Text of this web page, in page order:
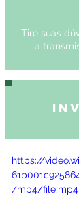
Tire suas
a
https://
/mp4/file.mp4